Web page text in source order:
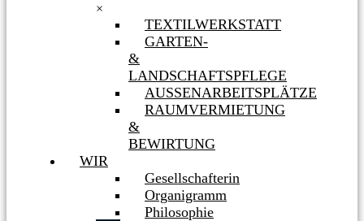
×
TEXTILWERKSTATT
GARTEN-
&
LANDSCHAFTSPFLEGE
AUSSENARBEITSPLÄTZE
RAUMVERMIETUNG
&
BEWIRTUNG
WIR
Gesellschafterin
Organigramm
Philosophie